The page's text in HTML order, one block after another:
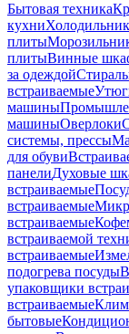
Бытовая техника
кухни
плиты
плитыВинные
за одеждой
встраиваемые
машины
машиныОверлоки
системы, прессы
для обуви
панелиДуховые
встраиваемые
встраиваемые
встраиваемые
встраиваемой
встраиваемые
подогрева посуды
упаковщики
встраиваемые
бытовые